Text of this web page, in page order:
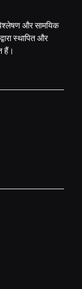
और सामयिक
स्थापित और
हैं।